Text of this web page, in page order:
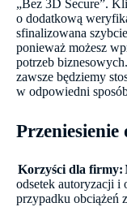
„Bez 3D Secure”.
o dodatkową
sfinalizowana
ponieważ możesz
potrzeb
zawsze będziemy
w odpowiedni
Korzyści dla firmy:
odsetek autoryzacji i
przypadku obciążeń